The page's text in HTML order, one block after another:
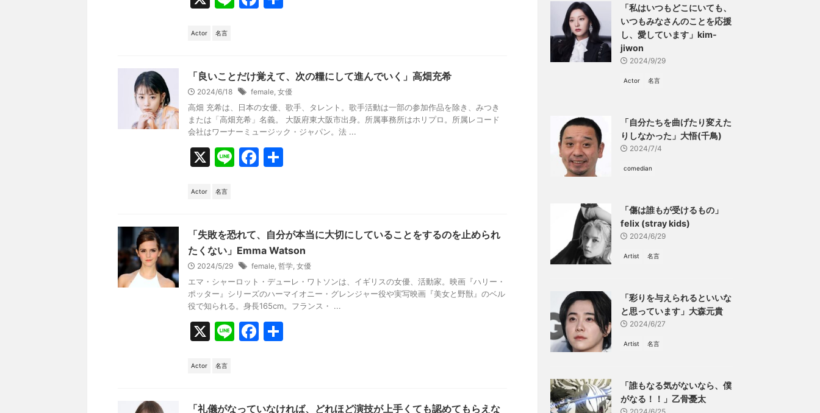
b
o
o
k
Actor 名言
「良いことだけ覚えて、次の糧にして進んでいく」高畑充希
2024/6/18 female, 女優
高畑 充希は、日本の女優、歌手、タレント。歌手活動は一部の参加作品を除き、みつき
または「高畑充希」名義。 大阪府東大阪市出身。所属事務所はホリプロ。所属レコード
会社はワーナーミュージック・ジャパン。法 ...
X
Li F
b
o
o
k
Actor 名言
「失敗を恐れて、自分が本当に大切にしていることをするのを止められ
たくない」Emma Watson
2024/5/29 female, 哲学, 女優
エマ・シャーロット・デューレ・ワトソンは、イギリスの女優、活動家。映画『ハリー・
ポッター』シリーズのハーマイオニー・グレンジャー役や実写映画『美女と野獣』のベル
役で知られる。身長165cm。フランス・ ...
X
Li F
Actor 名言
「礼儀がなっていなければ、どれほど演技が上手くても認めてもらえな
「私はいつもどこにいても、
いつもみなさんのことを応援
し、愛しています」kim-
jiwon
2024/9/29
Actor 名言
「自分たちを曲げたり変えた
りしなかった」大悟(千鳥)
2024/7/4
comedian
「傷は誰もが受けるもの」
felix (stray kids)
2024/6/29
Artist 名言
「彩りを与えられるといいな
と思っています」大森元貴
2024/6/27
Artist 名言
「誰もなる気がないなら、僕
がなる！！」乙骨憂太